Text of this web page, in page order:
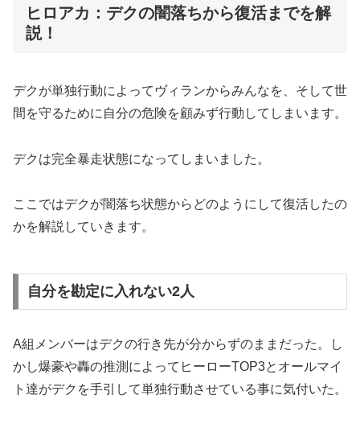
ヒロアカ：デクの闇落ちから復活までを解
説！
デクが単独行動によってヴィランからみんなを、そして世
間を守るために自分の危険を顧みず行動してしまいます。
デクは完全暴走状態になってしまいました。
ここではデクが闇落ち状態からどのようにして復活したの
かを解説していきます。
自分を勘定に入れない2人
A組メンバーはデクの行き先が分からずのままだった。し
かし爆豪や轟の推測によってヒーローTOP3とオールマイ
ト達がデクを手引して単独行動させている事に気付いた。